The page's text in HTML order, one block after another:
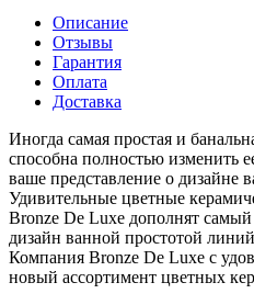
Описание
Отзывы
Гарантия
Оплата
Доставка
Иногда самая простая и
способна полностью изменить
ваше представление о дизайне
Удивительные цветные
Bronze De Luxe дополнят
дизайн ванной простотой
Компания Bronze De Luxe с
новый ассортимент цветных